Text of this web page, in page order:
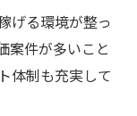
げる環境が整っ
案件が多いこと
体制も充実して